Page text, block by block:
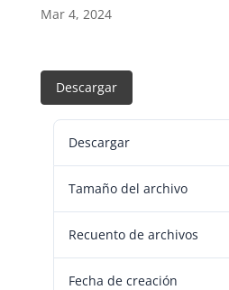
Mar 4, 2024
Descargar
Descargar
Tamaño del archivo
Recuento de archivos
Fecha de creación